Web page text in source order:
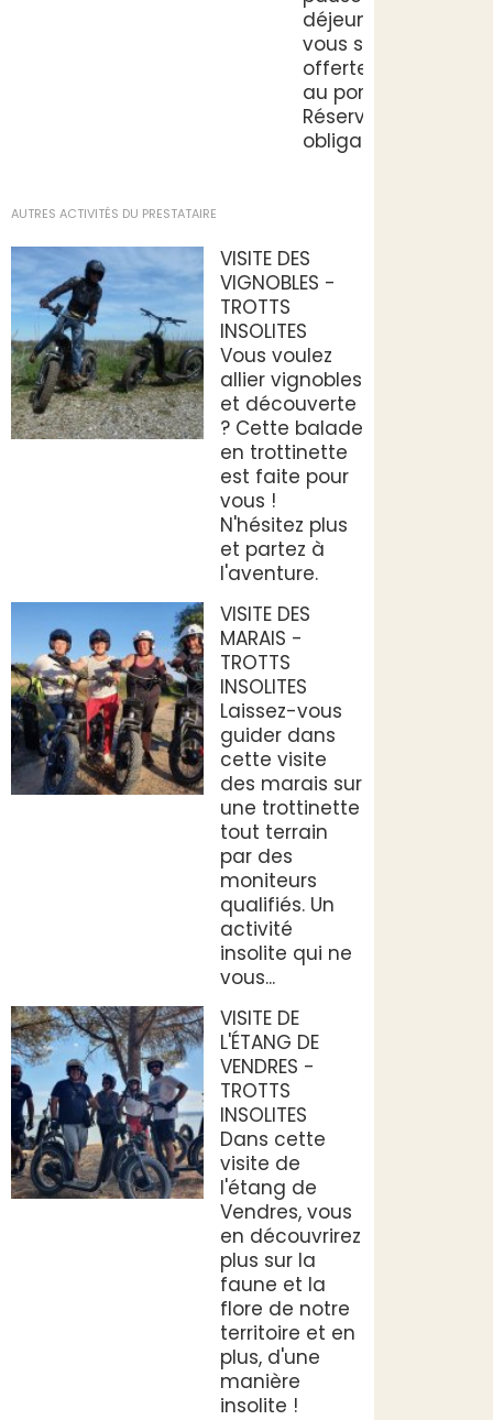
déjeuner
vous sera
offerte face
au port.
Réservation
obligatoire.
AUTRES ACTIVITÉS DU PRESTATAIRE
VISITE DES
VIGNOBLES -
TROTTS
INSOLITES
Vous voulez
allier vignobles
et découverte
? Cette balade
en trottinette
est faite pour
vous !
N'hésitez plus
et partez à
l'aventure.
VISITE DES
MARAIS -
TROTTS
INSOLITES
Laissez-vous
guider dans
cette visite
des marais sur
une trottinette
tout terrain
par des
moniteurs
qualifiés. Un
activité
insolite qui ne
vous...
VISITE DE
L'ÉTANG DE
VENDRES -
TROTTS
INSOLITES
Dans cette
visite de
l'étang de
Vendres, vous
en découvrirez
plus sur la
faune et la
flore de notre
territoire et en
plus, d'une
manière
insolite !